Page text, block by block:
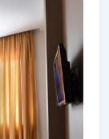
shower,
yang
di